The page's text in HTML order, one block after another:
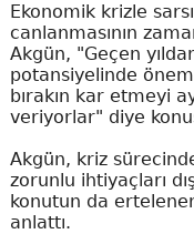
Ekonomik krizle
canlanmasının
Akgün, "Geçen
potansiyelinde
bırakın kar etmeyi
veriyorlar" diye
Akgün, kriz
zorunlu ihtiyaçları
konutun da
anlattı.